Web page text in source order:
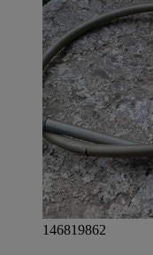
146819862